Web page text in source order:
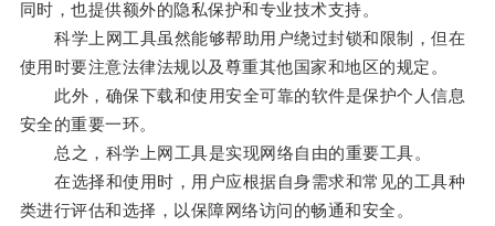
同时，也提供额外的隐私保护和专业技术支持。
科学上网工具虽然能够帮助用户绕过封锁和限制，但在
使用时要注意法律法规以及尊重其他国家和地区的规定。
此外，确保下载和使用安全可靠的软件是保护个人信息
安全的重要一环。
总之，科学上网工具是实现网络自由的重要工具。
在选择和使用时，用户应根据自身需求和常见的工具种
类进行评估和选择，以保障网络访问的畅通和安全。